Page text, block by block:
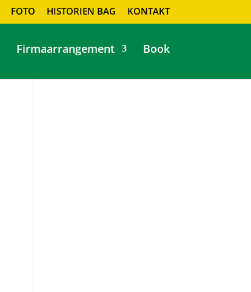
FOTO HISTORIEN BAG KONTAKT
Firmaarrangement Book